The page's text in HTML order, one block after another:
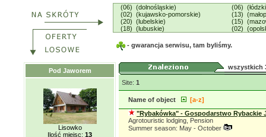
(06) (dolnośląskie)
(02) (kujawsko-pomorskie)
(20) (lubelskie)
(18) (lubuskie)
(06)
(13)
(15)
(02)
- gwarancja serwisu, tam byliśmy.
Pod Jaworem
Lisowko
Ilość miejsc: 13
wszystkich
Site: 1
Name of object
[a-z]
"Rybakówka" - Gospodarstwo Rybackie
Agrotouristic lodging, Pension
Summer season: May - October